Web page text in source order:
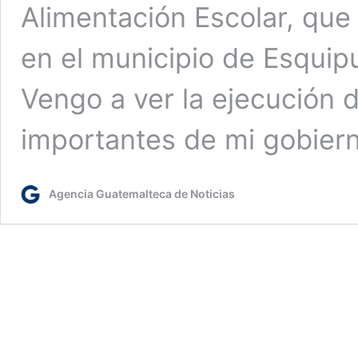
Alimentación Escolar,
en el municipio de
Vengo a ver la ejecución
importantes de mi
Agencia Guatemalteca de Noticias